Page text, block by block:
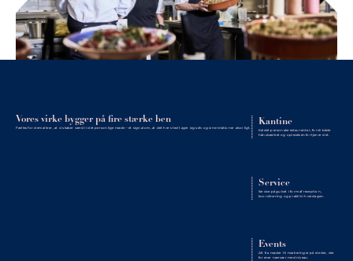
Vores virke bygger på fire stærke ben
Fælles for dem alle er, at vi skaber værdi i det personlige møde – et signal om, at det her sted tager sig selv og sine relationer alvorligt.
Kantine
Kaldet personalerestauranter, fordi både
håndværket og oplevelsen fortjener det.
Service
Service på gulvet i form af reception,
koordinering og praktik i hverdagen.
Events
Alt fra møder til markeringer på steder, der
forener nærvær med niveau.